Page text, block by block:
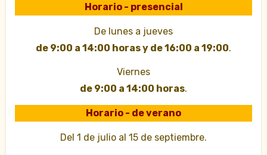
Horario - presencial
De lunes a jueves
de 9:00 a 14:00 horas y de 16:00 a 19:00.
Viernes
de 9:00 a 14:00 horas.
Horario - de verano
Del 1 de julio al 15 de septiembre.